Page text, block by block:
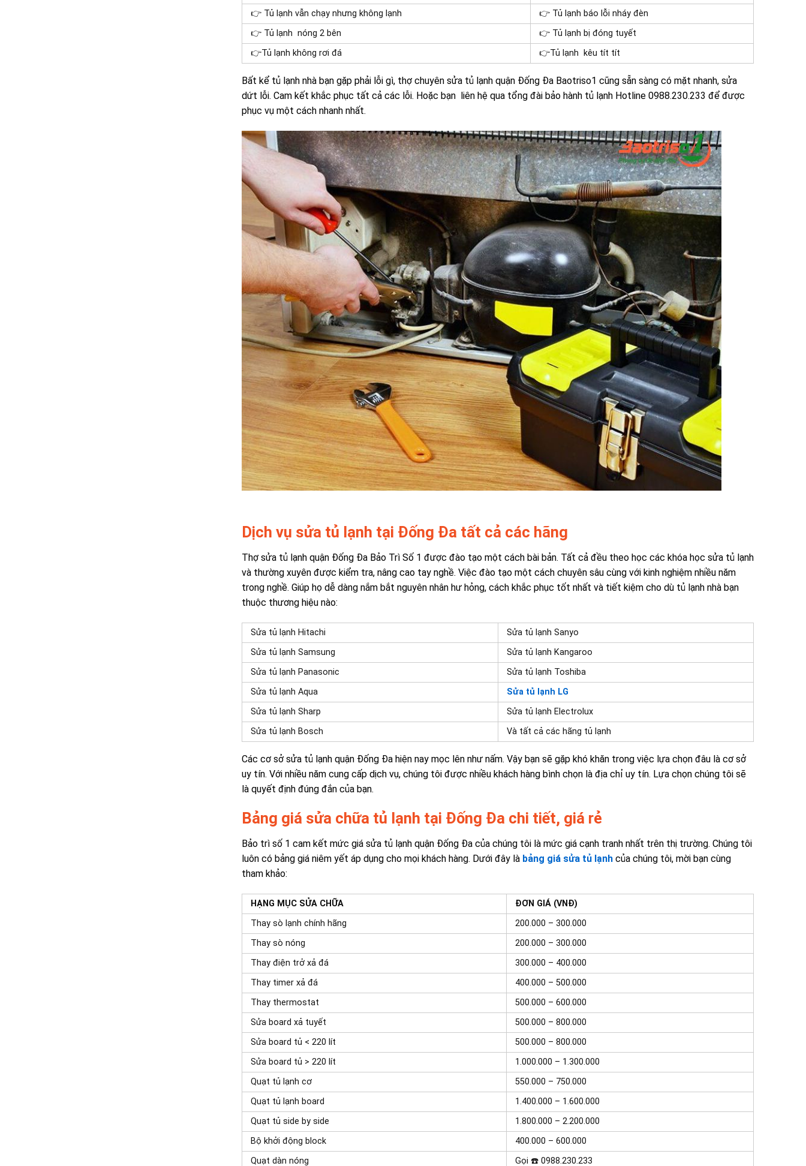
👉 Tủ lạnh vẫn chạy nhưng không lạnh
👉 Tủ lạnh báo lỗi nháy đèn
👉 Tủ lạnh nóng 2 bên
👉 Tủ lạnh bị đóng tuyết
👉Tủ lạnh không rơi đá
👉Tủ lạnh kêu tít tít
Bất kể tủ lạnh nhà bạn gặp phải lỗi gì, thợ chuyên sửa tủ lạnh quận Đống Đa Baotriso1 cũng sẵn sàng có mặt nhanh, sửa
dứt lỗi. Cam kết khắc phục tất cả các lỗi. Hoặc bạn liên hệ qua tổng đài bảo hành tủ lạnh Hotline 0988.230.233 để được
phục vụ một cách nhanh nhất.
Dịch vụ sửa tủ lạnh tại Đống Đa tất cả các hãng
Thợ sửa tủ lạnh quận Đống Đa Bảo Trì Số 1 được đào tạo một cách bài bản. Tất cả đều theo học các khóa học sửa tủ lạnh
và thường xuyên được kiểm tra, nâng cao tay nghề. Việc đào tạo một cách chuyên sâu cùng với kinh nghiệm nhiều năm
trong nghề. Giúp họ dễ dàng nắm bắt nguyên nhân hư hỏng, cách khắc phục tốt nhất và tiết kiệm cho dù tủ lạnh nhà bạn
thuộc thương hiệu nào:
Sửa tủ lạnh Hitachi
Sửa tủ lạnh Sanyo
Sửa tủ lạnh Samsung
Sửa tủ lạnh Kangaroo
Sửa tủ lạnh Panasonic
Sửa tủ lạnh Toshiba
Sửa tủ lạnh Aqua
Sửa tủ lạnh LG
Sửa tủ lạnh Sharp
Sửa tủ lạnh Electrolux
Sửa tủ lạnh Bosch
Và tất cả các hãng tủ lạnh
Các cơ sở sửa tủ lạnh quận Đống Đa hiện nay mọc lên như nấm. Vậy bạn sẽ gặp khó khăn trong việc lựa chọn đâu là cơ sở
uy tín. Với nhiều năm cung cấp dịch vụ, chúng tôi được nhiều khách hàng bình chọn là địa chỉ uy tín. Lựa chọn chúng tôi sẽ
là quyết định đúng đắn của bạn.
Bảng giá sửa chữa tủ lạnh tại Đống Đa chi tiết, giá rẻ
Bảo trì số 1 cam kết mức giá sửa tủ lạnh quận Đống Đa của chúng tôi là mức giá cạnh tranh nhất trên thị trường. Chúng tôi
luôn có bảng giá niêm yết áp dụng cho mọi khách hàng. Dưới đây là bảng giá sửa tủ lạnhcủa chúng tôi, mời bạn cùng
tham khảo:
HẠNG MỤC SỬA CHỮA
ĐƠN GIÁ (VNĐ)
Thay sò lạnh chính hãng
200.000 – 300.000
Thay sò nóng
200.000 – 300.000
Thay điện trở xả đá
300.000 – 400.000
Thay timer xả đá
400.000 – 500.000
Thay thermostat
500.000 – 600.000
Sửa board xả tuyết
500.000 – 800.000
Sửa board tủ < 220 lít
500.000 – 800.000
Sửa board tủ > 220 lít
1.000.000 – 1.300.000
Quạt tủ lạnh cơ
550.000 – 750.000
Quạt tủ lạnh board
1.400.000 – 1.600.000
Quạt tủ side by side
1.800.000 – 2.200.000
Bộ khởi động block
400.000 – 600.000
Quạt dàn nóng
Gọi ☎️0988.230.233